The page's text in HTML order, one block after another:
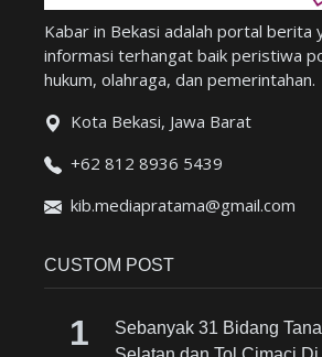
Kabar in Bekasi adalah portal berita
informasi terhangat baik peristiwa
hukum, olahraga, dan pemerintahan.
Kota Bekasi, Jawa Barat
+62 812 8936 5439
kib.mediapratama@gmail.com
CUSTOM POST
Sebanyak 31 Bidang